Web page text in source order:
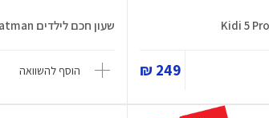
249 ₪
שעון חכם לילדים Kidiwatch Batman
הוסף להשוואה